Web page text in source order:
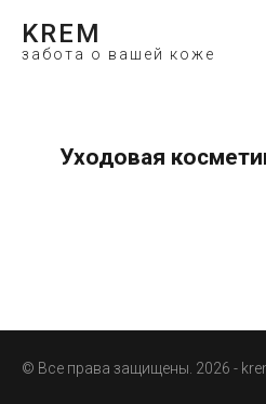
KREM
забота о вашей коже
Уходовая
© Все права защищены. 2026 -